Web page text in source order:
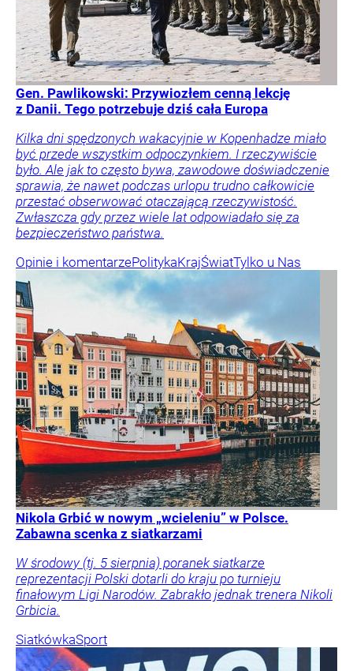
Gen. Pawlikowski: Przywiozłem cenną lekcję
z Danii. Tego potrzebuje dziś cała Europa
Kilka dni spędzonych wakacyjnie w Kopenhadze miało
być przede wszystkim odpoczynkiem. I rzeczywiście
było. Ale jak to często bywa, zawodowe doświadczenie
sprawia, że nawet podczas urlopu trudno całkowicie
przestać obserwować otaczającą rzeczywistość.
Zwłaszcza gdy przez wiele lat odpowiadało się za
bezpieczeństwo państwa.
Opinie i komentarzePolitykaKrajŚwiatTylko u Nas
Nikola Grbić w nowym „wcieleniu” w Polsce.
Zabawna scenka z siatkarzami
W środowy (tj. 5 sierpnia) poranek siatkarze
reprezentacji Polski dotarli do kraju po turnieju
finałowym Ligi Narodów. Zabrakło jednak trenera Nikoli
Grbicia.
SiatkówkaSport